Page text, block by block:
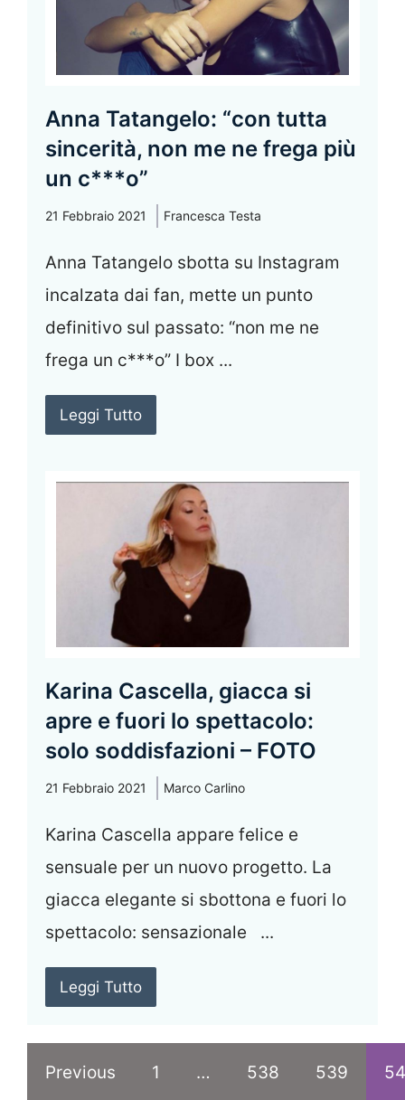
Anna Tatangelo: “con tutta
sincerità, non me ne frega più
un c***o”
21 Febbraio 2021 Francesca Testa
Anna Tatangelo sbotta su Instagram
incalzata dai fan, mette un punto
definitivo sul passato: “non me ne
frega un c***o” I box ...
Leggi Tutto
Karina Cascella, giacca si
apre e fuori lo spettacolo:
solo soddisfazioni – FOTO
21 Febbraio 2021 Marco Carlino
Karina Cascella appare felice e
sensuale per un nuovo progetto. La
giacca elegante si sbottona e fuori lo
spettacolo: sensazionale ...
Leggi Tutto
Previous 1 … 538 539